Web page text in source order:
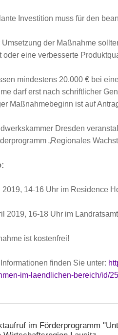
Investition muss für den
Umsetzung der Maßnahme
oder eine verbesserte
mindestens 20.000 € bei
darf erst nach schriftlicher
Maßnahmebeginn ist auf
Dresden
„Regionales
2019, 14-16 Uhr im Residence
2019, 16-18 Uhr im
ist kostenfrei!
finden Sie unter:
im-laendlichen-bereich/id/
im Förderprogramm